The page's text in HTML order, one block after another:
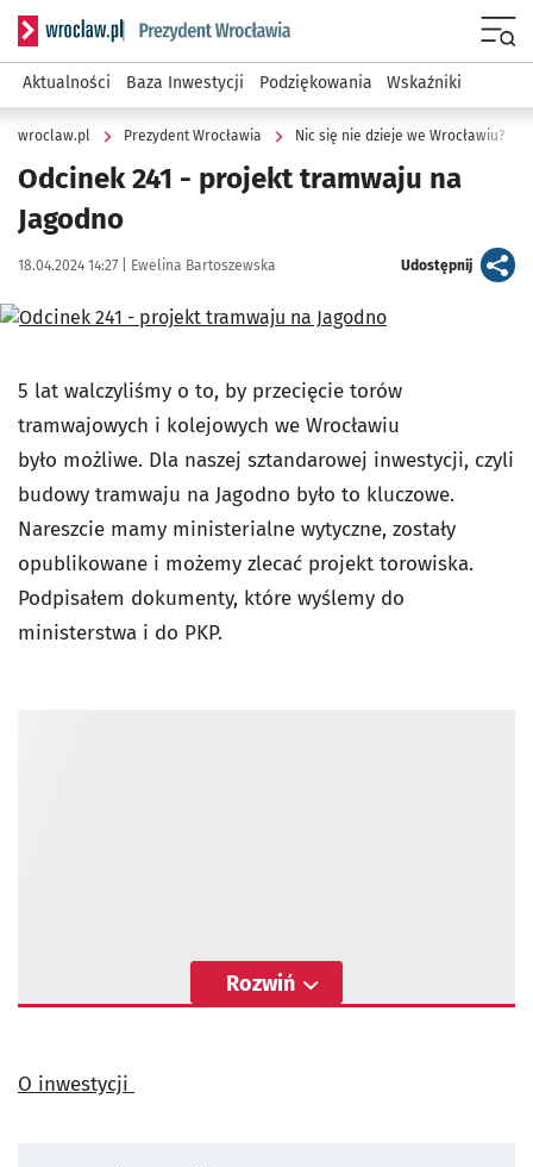
Serwis informacyjny wroclaw.pl podserwis: Prezydent
Aktualności Baza Inwestycji Podziękowania Wskaźniki
wroclaw.pl Prezydent Wrocławia Nic się nie dzieje we Wrocławiu?
Odcinek 241 - projekt tramwaju na
Jagodno
Data publikacji:
18.04.2024 14:27 | Autor:
Ewelina Bartoszewska Udostępnijartykuł
Kliknij, aby powiększyć
5 lat walczyliśmy o to, by przecięcie torów
tramwajowych i kolejowych we Wrocławiu
było możliwe. Dla naszej sztandarowej inwestycji, czyli
budowy tramwaju na Jagodno było to kluczowe.
Nareszcie mamy ministerialne wytyczne, zostały
opublikowane i możemy zlecać projekt torowiska.
Podpisałem dokumenty, które wyślemy do
ministerstwa i do PKP.
Rozwiń
O inwestycji